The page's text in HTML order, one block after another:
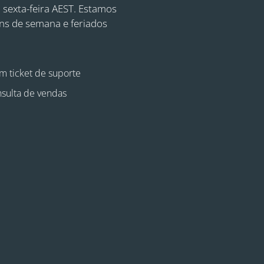
feira AEST. Estamos
de semana e feriados
ticket de suporte
de vendas